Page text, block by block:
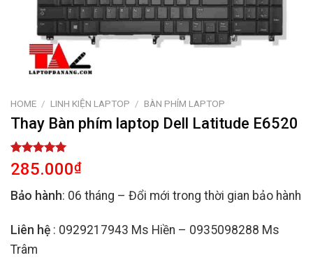
HOME / LINH KIỆN LAPTOP / BÀN PHÍM LAPTOP
Thay Bàn phím laptop Dell Latitude E6520
Rated 5.00
out of 5
2
customer
285.000₫
Bảo hành: 06 tháng – Đổi mới trong thời gian bảo hành
Liên hệ : 0929217943 Ms Hiền – 0935098288 Ms
Trâm